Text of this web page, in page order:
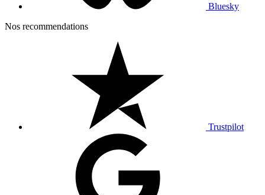
Bluesky
Nos recommendations
Trustpilot